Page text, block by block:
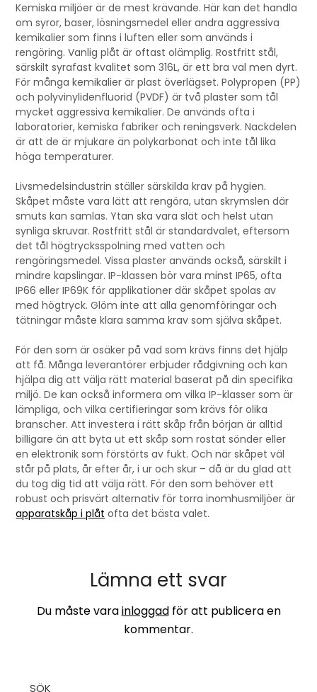
Kemiska miljöer är de mest krävande. Här kan det handla
om syror, baser, lösningsmedel eller andra aggressiva
kemikalier som finns i luften eller som används i
rengöring. Vanlig plåt är oftast olämplig. Rostfritt stål,
särskilt syrafast kvalitet som 316L, är ett bra val men dyrt.
För många kemikalier är plast överlägset. Polypropen (PP)
och polyvinylidenfluorid (PVDF) är två plaster som tål
mycket aggressiva kemikalier. De används ofta i
laboratorier, kemiska fabriker och reningsverk. Nackdelen
är att de är mjukare än polykarbonat och inte tål lika
höga temperaturer.
Livsmedelsindustrin ställer särskilda krav på hygien.
Skåpet måste vara lätt att rengöra, utan skrymslen där
smuts kan samlas. Ytan ska vara slät och helst utan
synliga skruvar. Rostfritt stål är standardvalet, eftersom
det tål högtrycksspolning med vatten och
rengöringsmedel. Vissa plaster används också, särskilt i
mindre kapslingar. IP-klassen bör vara minst IP65, ofta
IP66 eller IP69K för applikationer där skåpet spolas av
med högtryck. Glöm inte att alla genomföringar och
tätningar måste klara samma krav som själva skåpet.
För den som är osäker på vad som krävs finns det hjälp
att få. Många leverantörer erbjuder rådgivning och kan
hjälpa dig att välja rätt material baserat på din specifika
miljö. De kan också informera om vilka IP-klasser som är
lämpliga, och vilka certifieringar som krävs för olika
branscher. Att investera i rätt skåp från början är alltid
billigare än att byta ut ett skåp som rostat sönder eller
en elektronik som förstörts av fukt. Och när skåpet väl
står på plats, år efter år, i ur och skur – då är du glad att
du tog dig tid att välja rätt. För den som behöver ett
robust och prisvärt alternativ för torra inomhusmiljöer är
apparatskåp i plåt ofta det bästa valet.
Lämna ett svar
Du måste varainloggadför att publicera en
kommentar.
SÖK